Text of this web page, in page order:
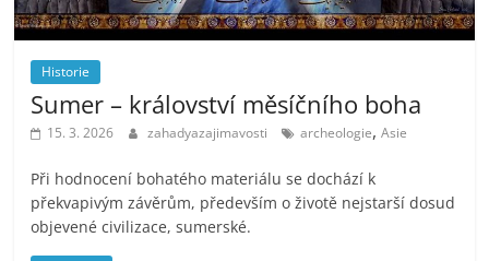
Historie
Sumer – království měsíčního boha
15. 3. 2026 zahadyazajimavosti archeologie,Asie
Při hodnocení bohatého materiálu se dochází k
překvapivým závěrům, především o životě nejstarší dosud
objevené civilizace, sumerské.